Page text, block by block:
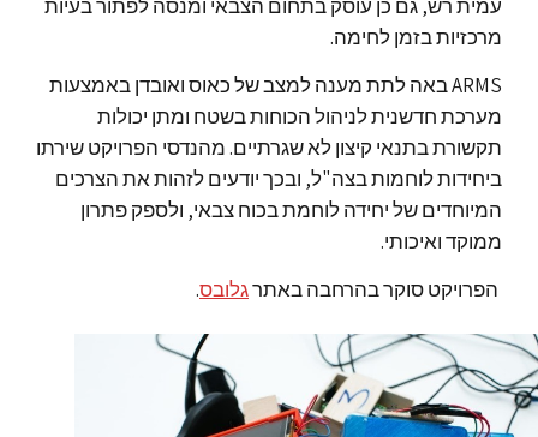
מרכזיות בזמן לחימה.
ARMS באה לתת מענה למצב של כאוס ואובדן באמצעות
מערכת חדשנית לניהול הכוחות בשטח ומתן יכולות
תקשורת בתנאי קיצון לא שגרתיים. מהנדסי הפרויקט שירתו
ביחידות לוחמות בצה"ל, ובכך יודעים לזהות את הצרכים
המיוחדים של יחידה לוחמת בכוח צבאי, ולספק פתרון
ממוקד ואיכותי.
הפרויקט סוקר בהרחבה באתרגלובס.